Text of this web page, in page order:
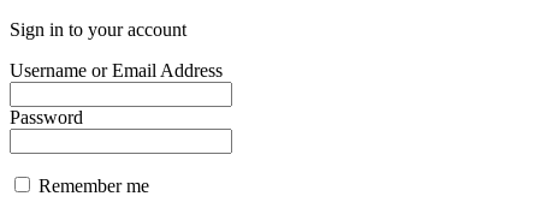
Sign in to your account
Username or Email Address
Password
Remember me